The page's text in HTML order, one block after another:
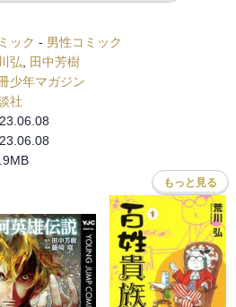
侵入
ルスラーンと合流
再戦
カール。宿敵たちが、アルスラーン
シタニア軍との因縁の再戦。運命の
軍ついに出撃…！
・‥…━━━☆
定です。
ック - 男性コミック
弘
田中芳樹
少年マガジン
社
もっと見る